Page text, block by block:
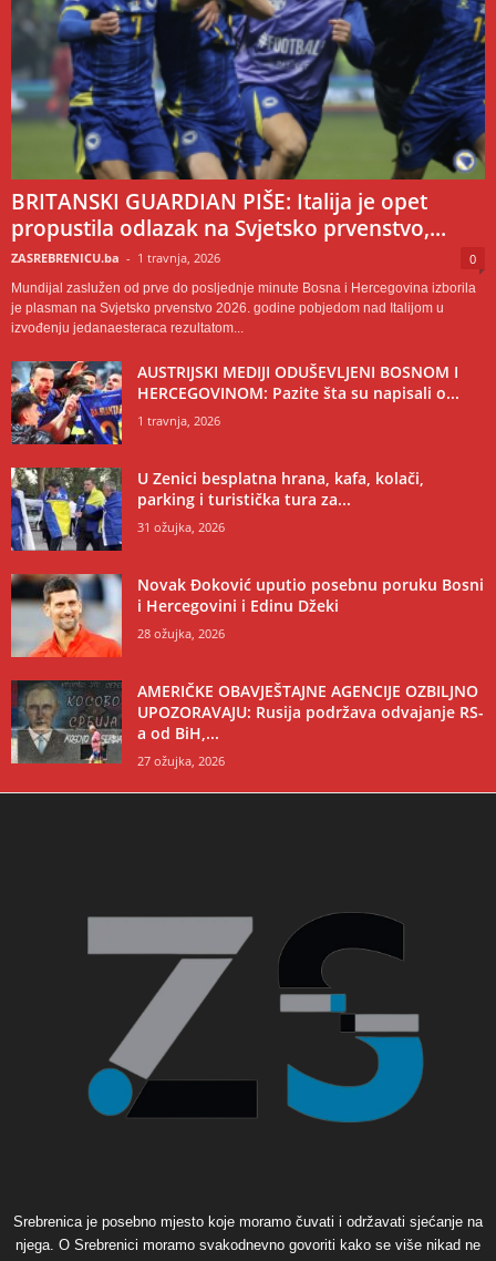
BRITANSKI GUARDIAN PIŠE: Italija je opet
propustila odlazak na Svjetsko prvenstvo,...
ZASREBRENICU.ba - 1 travnja, 2026 0
Mundijal zaslužen od prve do posljednje minute Bosna i Hercegovina izborila
je plasman na Svjetsko prvenstvo 2026. godine pobjedom nad Italijom u
izvođenju jedanaesteraca rezultatom...
AUSTRIJSKI MEDIJI ODUŠEVLJENI BOSNOM I
HERCEGOVINOM: Pazite šta su napisali o...
1 travnja, 2026
U Zenici besplatna hrana, kafa, kolači,
parking i turistička tura za...
31 ožujka, 2026
Novak Đoković uputio posebnu poruku Bosni
i Hercegovini i Edinu Džeki
28 ožujka, 2026
AMERIČKE OBAVJEŠTAJNE AGENCIJE OZBILJNO
UPOZORAVAJU: Rusija podržava odvajanje RS-
a od BiH,...
27 ožujka, 2026
Srebrenica je posebno mjesto koje moramo čuvati i održavati sjećanje na
njega. O Srebrenici moramo svakodnevno govoriti kako se više nikad ne